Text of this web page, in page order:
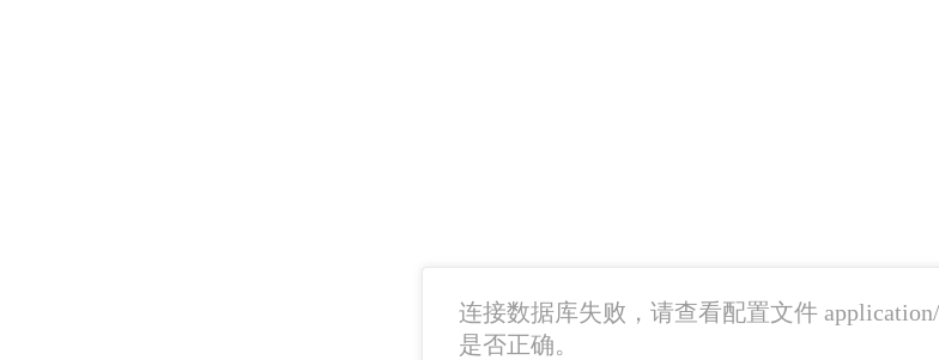
连接数据库失败，请查看配置文件 application/
是否正确。